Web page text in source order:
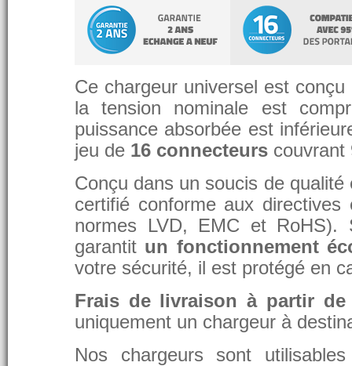
Ce chargeur universel est
la tension nominale est
puissance absorbée est
jeu de 16 connecteurs couvrant
Conçu dans un soucis de
certifié conforme aux
normes LVD, EMC et RoHS).
garantit un fonctionnement
votre sécurité, il est protégé en
Frais de livraison à partir de
uniquement un chargeur à
Nos chargeurs sont